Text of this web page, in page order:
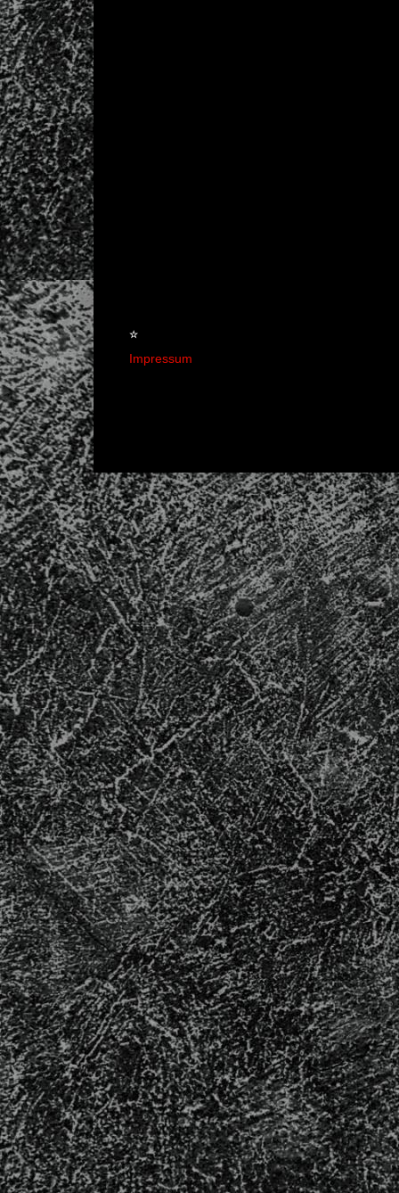
☆
Impressum